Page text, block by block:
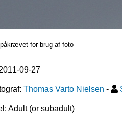
for brug af foto
09-27
Thomas Varto Nielsen -
Adult (or subadult)